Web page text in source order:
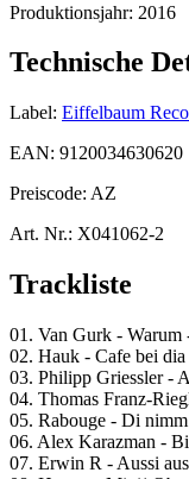
Produktionsjahr: 2016
Technische
Label: Eiffelbaum
EAN: 9120034630620
Preiscode: AZ
Art. Nr.: X041062-2
Trackliste
01. Van Gurk - Warum
02. Hauk - Cafe bei
03. Philipp Griessler -
04. Thomas Franz-
05. Rabouge - Di
06. Alex Karazman -
07. Erwin R - Aussi